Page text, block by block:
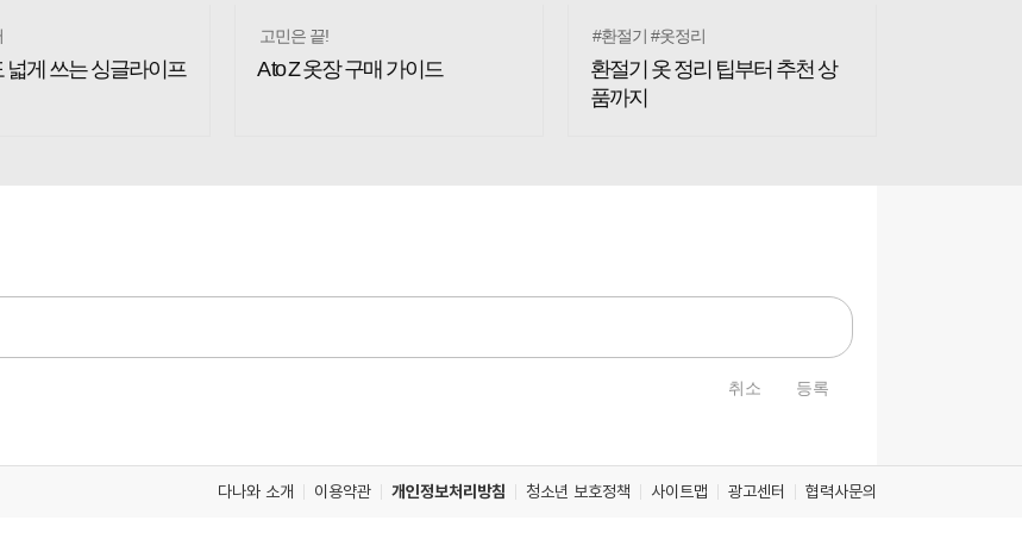
취소 등록
다나와 소개 이용약관 개인정보처리방침 청소년 보호정책 사이트맵 광고센터 협력사문의